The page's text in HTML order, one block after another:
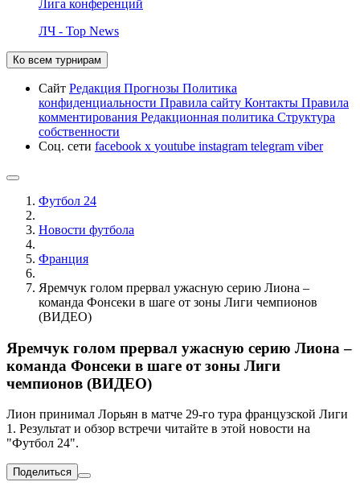
Лига конференций
ЛЧ - Top News
Ко всем турнирам
Сайт Редакция Прогнозы Политика
конфиденциальности Правила сайту Контакты Правила
комментирования Редакционная политика Структура
собственности
Соц. сети facebook x youtube instagram telegram viber
Футбол 24
Новости футбола
Франция
Яремчук голом прервал ужасную серию Лиона –
команда Фонсеки в шаге от зоны Лиги чемпионов
(ВИДЕО)
Яремчук голом прервал ужасную серию Лиона –
команда Фонсеки в шаге от зоны Лиги
чемпионов (ВИДЕО)
Лион принимал Лорьян в матче 29-го тура французской Лиги
1. Результат и обзор встречи читайте в этой новости на
"Футбол 24".
Поделиться